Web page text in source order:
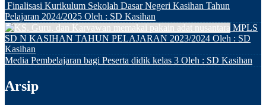
Finalisasi Kurikulum Sekolah Dasar Negeri Kasihan Tahun
Pelajaran 2024/2025 Oleh : SD Kasihan
MPLS
SD N KASIHAN TAHUN PELAJARAN 2023/2024 Oleh : SD
Kasihan
Media Pembelajaran bagi Peserta didik kelas 3 Oleh : SD Kasihan
Arsip